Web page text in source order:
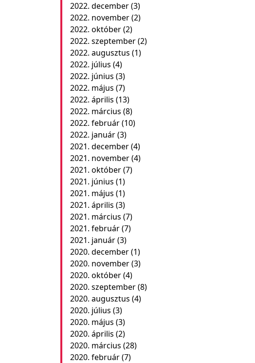
2022. december(3)
2022. november(2)
2022. október(2)
2022. szeptember(2)
2022. augusztus (1)
2022. július (4)
2022. június (3)
2022. május (7)
2022. április (13)
2022. március (8)
2022. február(10)
2022. január(3)
2021. december(4)
2021. november(4)
2021. október(7)
2021. június (1)
2021. május (1)
2021. április (3)
2021. március (7)
2021. február(7)
2021. január(3)
2020. december(1)
2020. november(3)
2020. október(4)
2020. szeptember(8)
2020. augusztus (4)
2020. július (3)
2020. május (3)
2020. április (2)
2020. március (28)
2020. február(7)